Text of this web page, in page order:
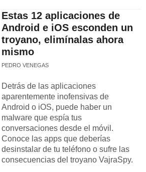
Estas 12 aplicaciones de
Android e iOS esconden un
troyano, elimínalas ahora
mismo
PEDRO VENEGAS
Detrás de las aplicaciones
aparentemente inofensivas de
Android o iOS, puede haber un
malware que espía tus
conversaciones desde el móvil.
Conoce las apps que deberías
desinstalar de tu teléfono o sufre las
consecuencias del troyano VajraSpy.